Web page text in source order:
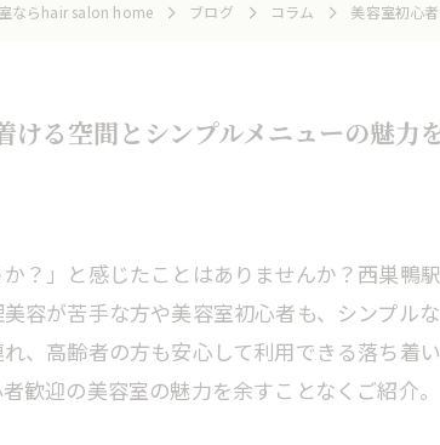
ならhair salon home ブログ コラム 美容室初心
る空間とシンプルメニューの魅力
？」と感じたことはありませんか？西巣鴨
容が苦手な方や美容室初心者も、シンプル
、高齢者の方も安心して利用できる落ち着
歓迎の美容室の魅力を余すことなくご紹介